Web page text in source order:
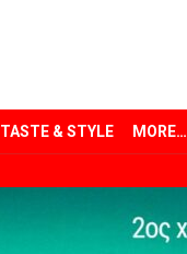
TASTE & STYLE MORE…